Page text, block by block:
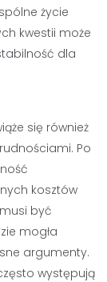
życie
kwestii może
dla
się również
Po
kosztów
być
mogła
argumenty.
występują